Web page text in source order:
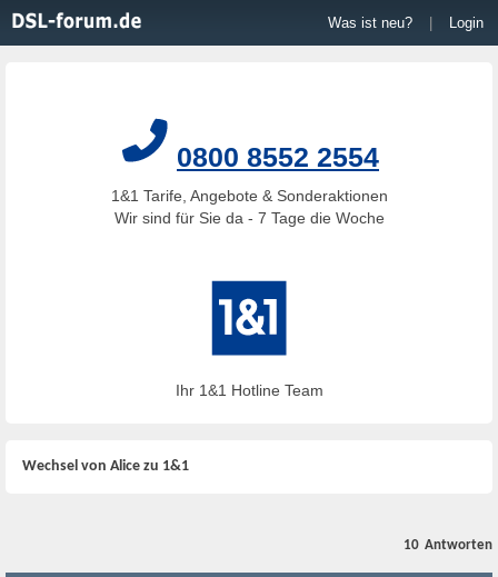
Was ist neu? Login
0800 8552 2554
1&1 Tarife, Angebote & Sonderaktionen
Wir sind für Sie da - 7 Tage die Woche
Ihr 1&1 Hotline Team
Wechsel von Alice zu 1&1
10 Antworten